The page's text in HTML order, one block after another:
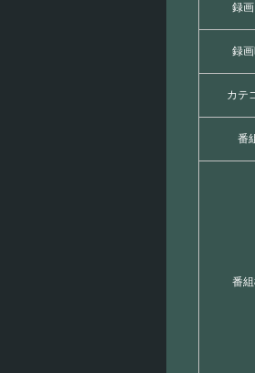
録
録
カテ
番
番